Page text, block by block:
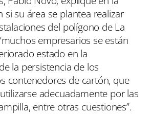
su área se plantea realizar
del polígono de La
empresarios se están
estado en la
la persistencia de los
contenedores de cartón, que
adecuadamente por las
entre otras cuestiones”.